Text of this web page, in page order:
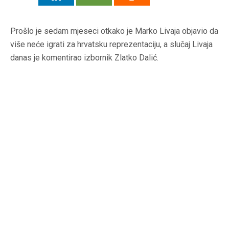
Prošlo je sedam mjeseci otkako je Marko Livaja objavio da
više neće igrati za hrvatsku reprezentaciju, a slučaj Livaja
danas je komentirao izbornik Zlatko Dalić.